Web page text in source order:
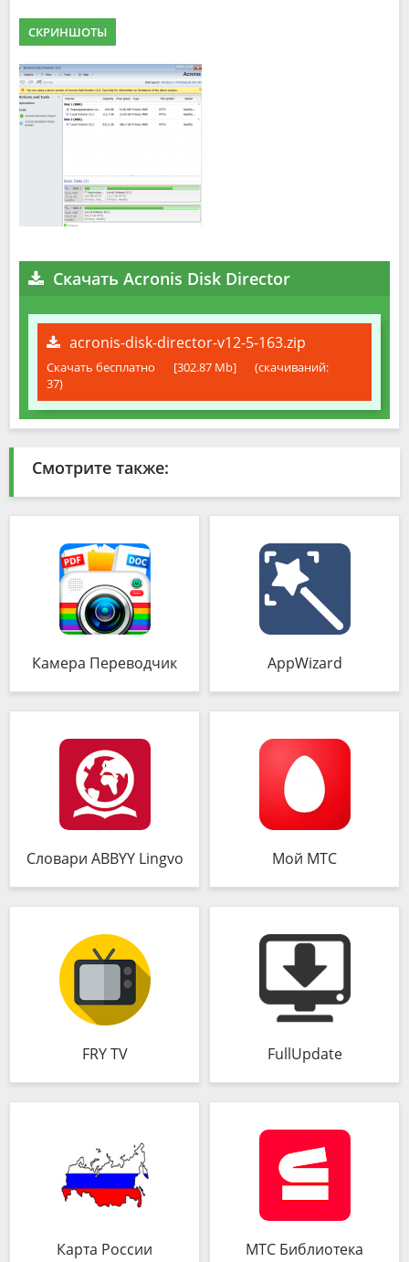
СКРИНШОТЫ
Скачать Acronis Disk Director
acronis-disk-director-v12-5-163.zip
Скачать бесплатно [302.87 Mb]
(cкачиваний:
37)
Смотрите также:
Камера Переводчик AppWizard
Словари ABBYY Lingvo Мой МТС
FRY TV FullUpdate
Карта России МТС Библиотека